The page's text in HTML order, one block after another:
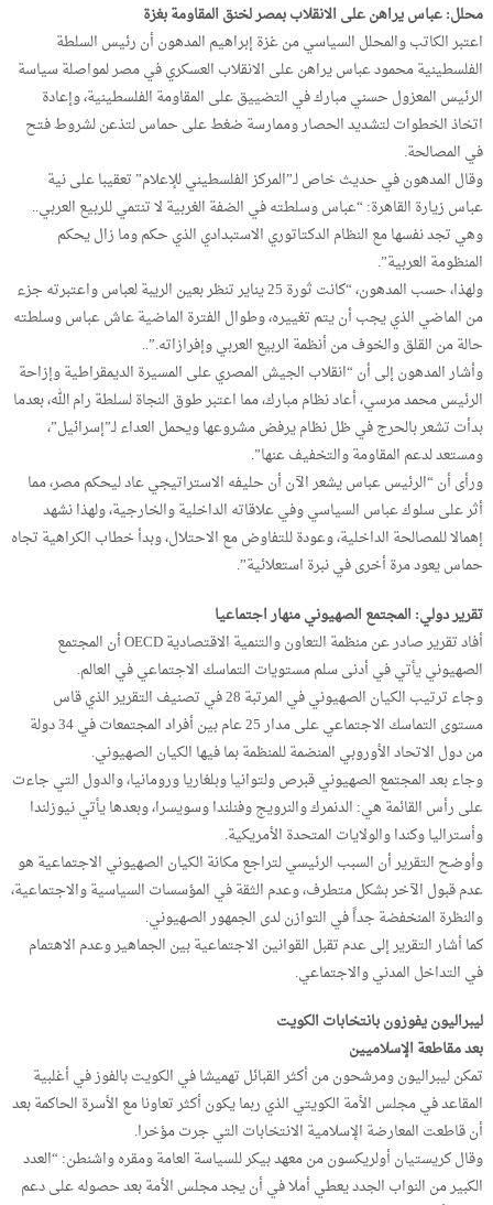
محلل: عباس يراهن على الانقلاب بمصر لخنق المقاومة بغزة
اعتبر الكاتب والمحلل السياسي من غزة إبراهيم المدهون أن رئيس السلطة
الفلسطينية محمود عباس يراهن على الانقلاب العسكري في مصر لمواصلة سياسة
الرئيس المعزول حسني مبارك في التضييق على المقاومة الفلسطينية، وإعادة
اتخاذ الخطوات لتشديد الحصار وممارسة ضغط على حماس لتذعن لشروط فتح
في المصالحة.
وقال المدهون في حديث خاص لـ”المركز الفلسطيني للإعلام” تعقيبا على نية
عباس زيارة القاهرة: “عباس وسلطته في الضفة الغربية لا تنتمي للربيع العربي..
وهي تجد نفسها مع النظام الدكتاتوري الاستبدادي الذي حكم وما زال يحكم
المنظومة العربية”.
ولهذا، حسب المدهون، “كانت ثورة 25 يناير تنظر بعين الريبة لعباس واعتبرته جزء
من الماضي الذي يجب أن يتم تغييره، وطوال الفترة الماضية عاش عباس وسلطته
حالة من القلق والخوف من أنظمة الربيع العربي وإفرازاته.”..
وأشار المدهون إلى أن “انقلاب الجيش المصري على المسيرة الديمقراطية وإزاحة
الرئيس محمد مرسي، أعاد نظام مبارك، مما اعتبر طوق النجاة لسلطة رام الله، بعدما
بدأت تشعر بالحرج في ظل نظام يرفض مشروعها ويحمل العداء لـ”إسرائيل”،
ومستعد لدعم المقاومة والتخفيف عنها”.
ورأى أن “الرئيس عباس يشعر الآن أن حليفه الاستراتيجي عاد ليحكم مصر، مما
أثر على سلوك عباس السياسي وفي علاقاته الداخلية والخارجية، ولهذا نشهد
إهمالا للمصالحة الداخلية، وعودة للتفاوض مع الاحتلال، وبدأ خطاب الكراهية تجاه
حماس يعود مرة أخرى في نبرة استعلائية”.
تقرير دولي: المجتمع الصهيوني منهار اجتماعيا
أفاد تقرير صادر عن منظمة التعاون والتنمية الاقتصادية OECD أن المجتمع
الصهيوني يأتي في أدنى سلم مستويات التماسك الاجتماعي في العالم.
وجاء ترتيب الكيان الصهيوني في المرتبة 28 في تصنيف التقرير الذي قاس
مستوى التماسك الاجتماعي على مدار 25 عام بين أفراد المجتمعات في 34 دولة
من دول الاتحاد الأوروبي المنضمة للمنظمة بما فيها الكيان الصهيوني.
وجاء بعد المجتمع الصهيوني قبرص ولتوانيا وبلغاريا ورومانيا، والدول التي جاءت
على رأس القائمة هي: الدنمرك والنرويج وفنلندا وسويسرا، وبعدها يأتي نيوزلندا
وأستراليا وكندا والولايات المتحدة الأمريكية.
وأوضح التقرير أن السبب الرئيسي لتراجع مكانة الكيان الصهيوني الاجتماعية هو
عدم قبول الآخر بشكل متطرف، وعدم الثقة في المؤسسات السياسية والاجتماعية،
والنظرة المنخفضة جداً في التوازن لدى الجمهور الصهيوني.
كما أشار التقرير إلى عدم تقبل القوانين الاجتماعية بين الجماهير وعدم الاهتمام
في التداخل المدني والاجتماعي.
ليبراليون يفوزون بانتخابات الكويت
بعد مقاطعة الإسلاميين
تمكن ليبراليون ومرشحون من أكثر القبائل تهميشا في الكويت بالفوز في أغلبية
المقاعد في مجلس الأمة الكويتي الذي ربما يكون أكثر تعاونا مع الأسرة الحاكمة بعد
أن قاطعت المعارضة الإسلامية الانتخابات التي جرت مؤخرا.
وقال كريستيان أولريكسون من معهد بيكر للسياسة العامة ومقره واشنطن: “العدد
الكبير من النواب الجدد يعطي أملا في أن يجد مجلس الأمة بعد حصوله على دعم